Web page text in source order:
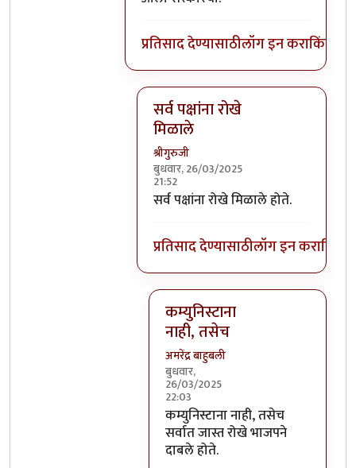
प्रतिसाद देण्यासाठीलॉग इन कराकिंवा
सर्व पक्षांना रोखे
मिळाले
श्रीगुरुजी
बुधवार, 26/03/2025
21:52
In reply toनिवडणूक रोख्याबाबतही
सर्व पक्षांना रोखे मिळाले होते.
प्रतिसाद देण्यासाठीलॉग इन कराकिंवा
कम्युनिस्टाना
नाही, तसेच
अमरेंद्र बाहुबली
बुधवार,
26/03/2025
22:03
In reply toसर्व पक्षांना रोखे मिळाले
कम्युनिस्टाना नाही, तसेच
सर्वात जास्त रोखे भाजपने
दाबले होते.